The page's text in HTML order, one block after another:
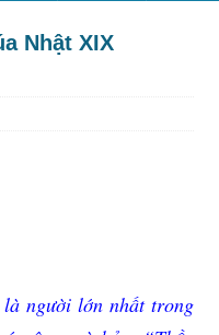
Nhật XIX
người lớn nhất trong